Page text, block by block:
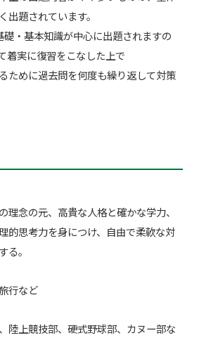
出題されています。
・基本知識が中心に出題されますの
着実に復習をこなした上で
ために過去問を何度も繰り返して対策
念の元、高貴な人格と確かな学力、
的思考力を身につけ、自由で柔軟な対
る。
行など
陸上競技部、硬式野球部、カヌー部な